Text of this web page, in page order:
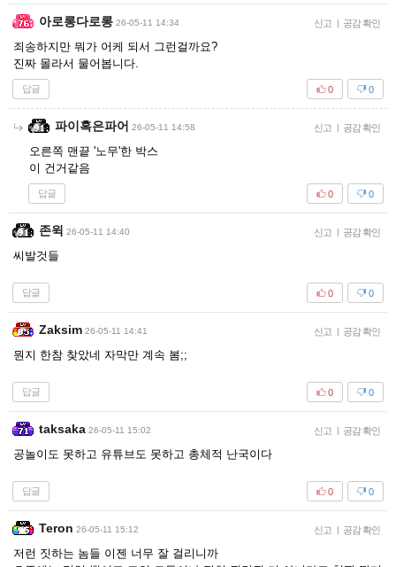
아로롱다로롱 26-05-11 14:34 신고 | 공감 확인
죄송하지만 뭐가 어케 되서 그런걸까요?
진짜 몰라서 물어봅니다.
답글 0
0
파이혹은파어 26-05-11 14:58 신고 | 공감 확인
오른쪽 맨끝 '노무'한 박스
이 건거같음
답글 0
0
존윅 26-05-11 14:40 신고 | 공감 확인
씨발것들
답글 0
0
Zaksim 26-05-11 14:41 신고 | 공감 확인
뭔지 한참 찾았네 자막만 계속 봄;;
답글 0
0
taksaka 26-05-11 15:02 신고 | 공감 확인
공놀이도 못하고 유튜브도 못하고 총체적 난국이다
답글 0
0
Teron 26-05-11 15:12 신고 | 공감 확인
저런 짓하는 놈들 이젠 너무 잘 걸리니까